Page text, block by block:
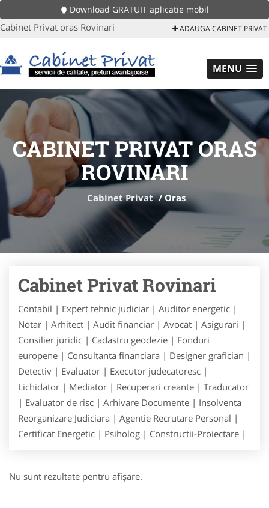
Download GRATUIT aplicatie mobil
Cabinet Privat oras Rovinari ADAUGA CABINET PRIVAT
MENU
CABINET PRIVAT ORAS
ROVINARI
Cabinet Privat /Oras
Cabinet Privat Rovinari
Contabil | Expert tehnic judiciar | Auditor energetic |
Notar | Arhitect | Audit financiar | Avocat | Asigurari |
Consilier juridic | Cadastru geodezie | Fonduri
europene | Consultanta financiara | Designer grafician |
Detectiv | Evaluator | Executor judecatoresc |
Lichidator | Mediator | Recuperari creante | Traducator
| Evaluator de risc | Arhivare Documente | Insolventa
Reorganizare Judiciara | Agentie Recrutare Personal |
Certificat Energetic | Psiholog | Constructii-Proiectare |
Nu sunt rezultate pentru afişare.